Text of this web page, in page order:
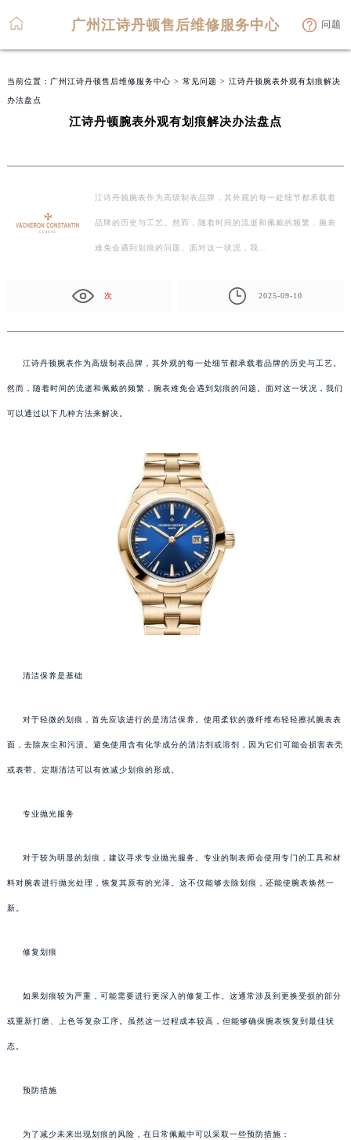
广州江诗丹顿售后维修服务中心 问题
当前位置： 广州江诗丹顿售后维修服务中心 > 常见问题 > 江诗丹顿腕表外观有划痕解决
办法盘点
江诗丹顿腕表外观有划痕解决办法盘点
江诗丹顿腕表作为高级制表品牌，其外观的每一处细节都承载着
品牌的历史与工艺。然而，随着时间的流逝和佩戴的频繁，腕表
难免会遇到划痕的问题。面对这一状况，我…
次 2025-09-10
江诗丹顿腕表作为高级制表品牌，其外观的每一处细节都承载着品牌的历史与工艺。
然而，随着时间的流逝和佩戴的频繁，腕表难免会遇到划痕的问题。面对这一状况，我们
可以通过以下几种方法来解决。
清洁保养是基础
对于轻微的划痕，首先应该进行的是清洁保养。使用柔软的微纤维布轻轻擦拭腕表表
面，去除灰尘和污渍。避免使用含有化学成分的清洁剂或溶剂，因为它们可能会损害表壳
或表带。定期清洁可以有效减少划痕的形成。
专业抛光服务
对于较为明显的划痕，建议寻求专业抛光服务。专业的制表师会使用专门的工具和材
料对腕表进行抛光处理，恢复其原有的光泽。这不仅能够去除划痕，还能使腕表焕然一
新。
修复划痕
如果划痕较为严重，可能需要进行更深入的修复工作。这通常涉及到更换受损的部分
或重新打磨、上色等复杂工序。虽然这一过程成本较高，但能够确保腕表恢复到最佳状
态。
预防措施
为了减少未来出现划痕的风险，在日常佩戴中可以采取一些预防措施：